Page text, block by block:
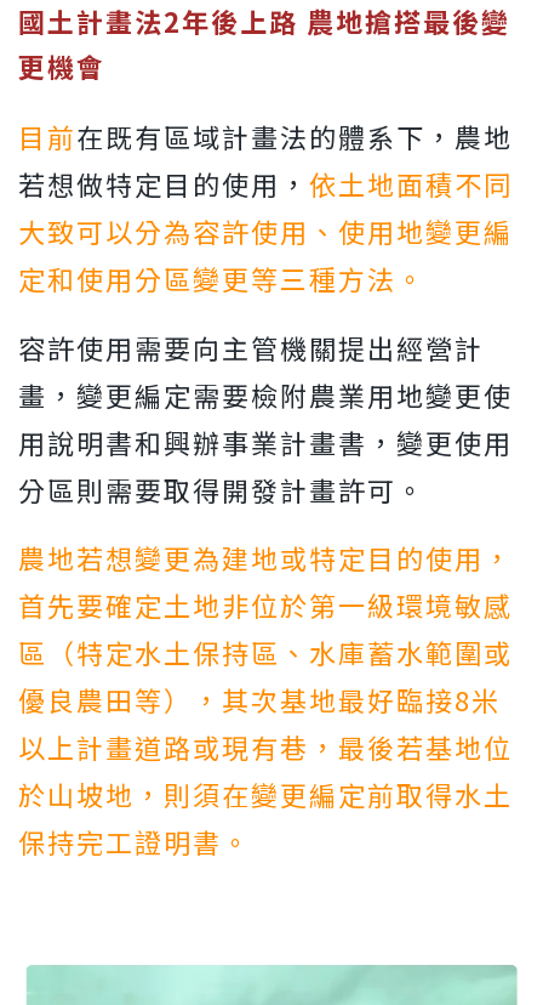
國土計畫法2年後上路 農地搶搭最後變
更機會
目前在既有區域計畫法的體系下，農地
若想做特定目的使用， 依土地面積不同
大致可以分為容許使用、使用地變更編
定和使用分區變更等三種方法。
容許使用需要向主管機關提出經營計
畫，變更編定需要檢附農業用地變更使
用說明書和興辦事業計畫書，變更使用
分區則需要取得開發計畫許可。
農地若想變更為建地或特定目的使用，
首先要確定土地非位於第一級環境敏感
區（特定水土保持區、水庫蓄水範圍或
優良農田等），其次基地最好臨接8米
以上計畫道路或現有巷，最後若基地位
於山坡地，則須在變更編定前取得水土
保持完工證明書。